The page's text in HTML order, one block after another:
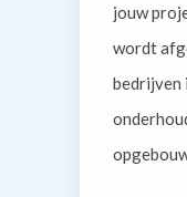
jouw
wordt
bedrijven